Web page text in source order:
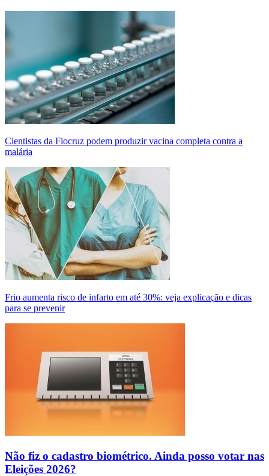
Cientistas da Fiocruz podem produzir vacina completa contra a
malária
Frio aumenta risco de infarto em até 30%: veja explicação e dicas
para se prevenir
Não fiz o cadastro biométrico. Ainda posso votar nas
Eleições 2026?